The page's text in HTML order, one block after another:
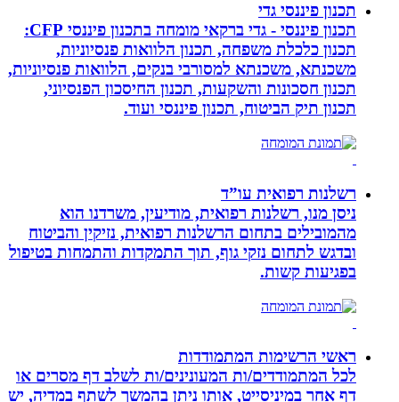
תכנון פיננסי גדי
תכנון פיננסי - גדי ברקאי מומחה בתכנון פיננסי CFP:
תכנון כלכלת משפחה, תכנון הלוואות פנסיוניות,
משכנתא, משכנתא למסורבי בנקים, הלוואות פנסיוניות,
תכנון חסכונות והשקעות, תכנון החיסכון הפנסיוני,
תכנון תיק הביטוח, תכנון פיננסי ועוד.
רשלנות רפואית עו”ד
ניסן מנו, רשלנות רפואית, מודיעין, משרדנו הוא
מהמובילים בתחום הרשלנות רפואית, נזיקין והביטוח
ובדגש לתחום נזקי גוף, תוך התמקדות והתמחות בטיפול
בפגיעות קשות.
ראשי הרשימות המתמודדות
לכל המתמודדים/ות המעונינים/ות לשלב דף מסרים או
דף אחר במיניסייט, אותו ניתן בהמשך לשתף במדיה, יש